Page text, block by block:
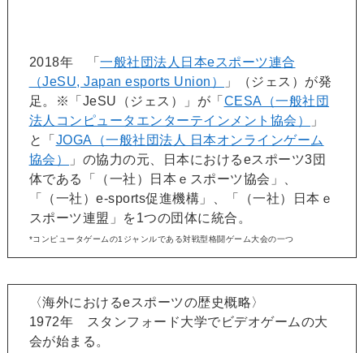
2018年 「一般社団法人日本eスポーツ連合
（JeSU, Japan esports Union）
」（ジェス）が発
足。※「JeSU（ジェス）」が「 CESA（一般社団
法人コンピュータエンターテインメント協会）
」
と「 JOGA（一般社団法人 日本オンラインゲーム
協会）
」の協力の元、日本におけるeスポーツ3団
体である「（一社）日本ｅスポーツ協会」、
「（一社）e-sports促進機構」、「（一社）日本ｅ
スポーツ連盟」を1つの団体に統合。
*コンピュータゲームの1ジャンルである対戦型格闘ゲーム大会の一つ
〈海外におけるeスポーツの歴史概略〉
1972年 スタンフォード大学でビデオゲームの大
会が始まる。